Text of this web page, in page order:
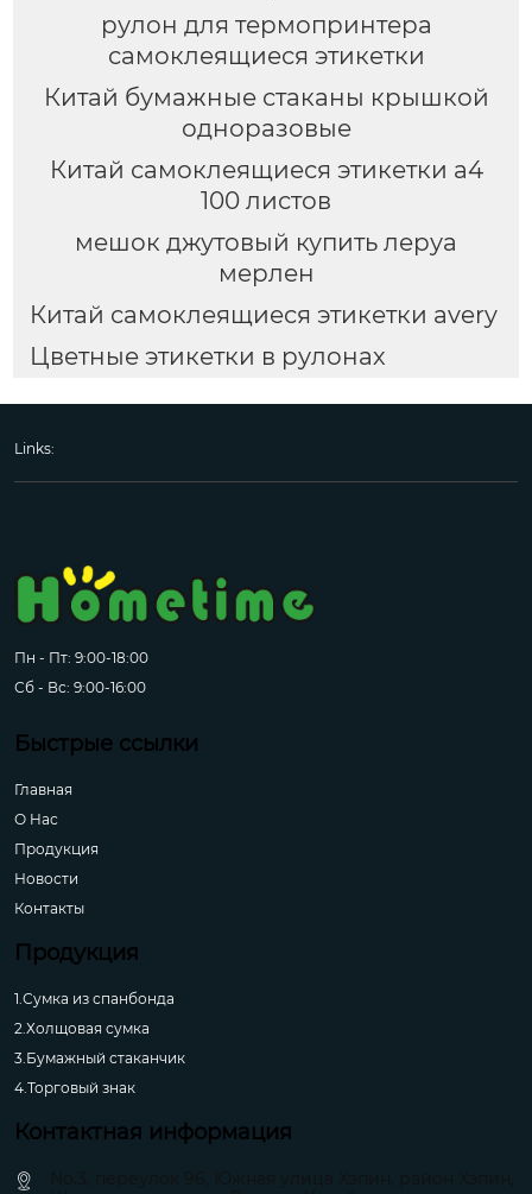
рулон для термопринтера
самоклеящиеся этикетки
Китай бумажные стаканы крышкой
одноразовые
Китай самоклеящиеся этикетки а4
100 листов
мешок джутовый купить леруа
мерлен
Китай самоклеящиеся этикетки avery
Цветные этикетки в рулонах
Links:
Пн - Пт: 9:00-18:00
Сб - Вс: 9:00-16:00
Быстрые ссылки
Главная
О Hас
Продукция
Новости
Контакты
Продукция
1.Сумка из спанбонда
2.Холщовая сумка
3.Бумажный стаканчик
4.Торговый знак
Контактная информация